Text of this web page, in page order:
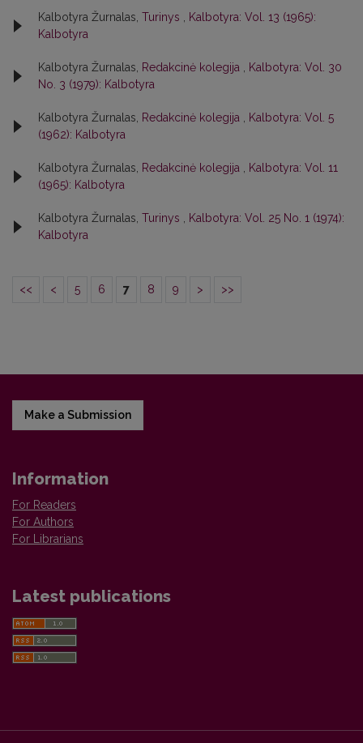
Kalbotyra Žurnalas, Turinys
Kalbotyra: Vol. 13 (1965):
Kalbotyra
Kalbotyra Žurnalas, Redakcinė kolegija
Kalbotyra: Vol. 30
No. 3 (1979): Kalbotyra
Kalbotyra Žurnalas, Redakcinė kolegija
Kalbotyra: Vol. 5
(1962): Kalbotyra
Kalbotyra Žurnalas, Redakcinė kolegija
Kalbotyra: Vol. 11
(1965): Kalbotyra
Kalbotyra Žurnalas, Turinys
Kalbotyra: Vol. 25 No. 1 (1974):
Kalbotyra
<< < 5 6 7 8 9 > >>
Make a Submission
Information
For Readers
For Authors
For Librarians
Latest publications